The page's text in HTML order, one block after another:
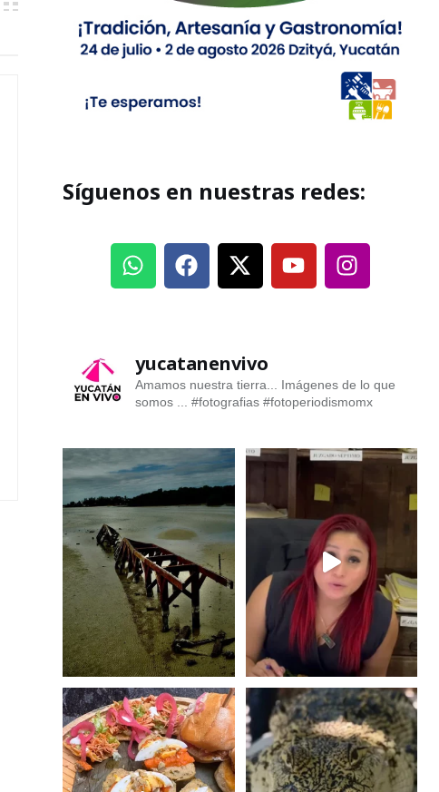
Síguenos en nuestras redes:
yucatanenvivo
Amamos nuestra tierra... Imágenes de lo que
somos ... #fotografias #fotoperiodismomx